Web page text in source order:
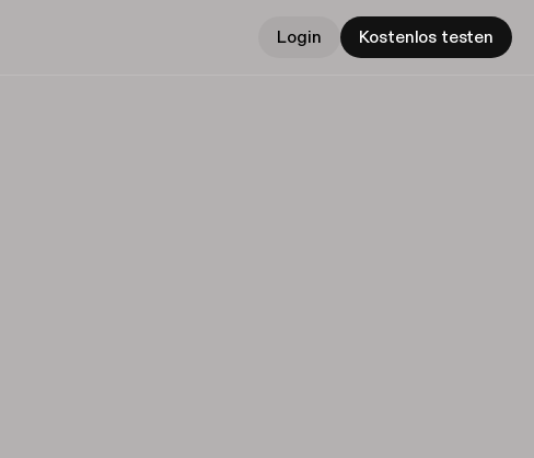
Login Kostenlos testen